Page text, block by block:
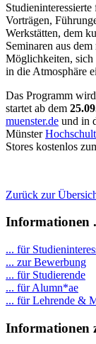
Vorträgen,
Werkstätten, dem
Seminaren aus
Möglichkeiten, sich
in die Atmosphäre
Das Programm
startet ab dem
muenster.de und in
Münster
Stores kostenlos
Zurück zur
Informationen
... für
... zur Bewerbung
... für Studierende
... für Alumn*ae
... für Lehrende &
Informationen